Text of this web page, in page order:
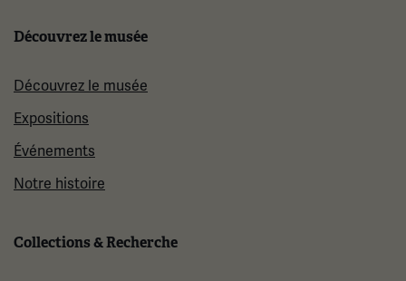
Découvrez le musée
Découvrez le musée
Expositions
Événements
Notre histoire
Collections & Recherche